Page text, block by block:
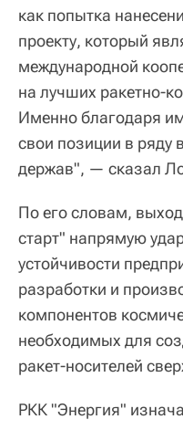
как попытка
проекту, который
международной
на лучших ракетно-
Именно благодаря
свои позиции в ряду
держав", — сказал
По его словам,
старт" напрямую
устойчивости
разработки и
компонентов
необходимых для
ракет-носителей
РКК "Энергия"